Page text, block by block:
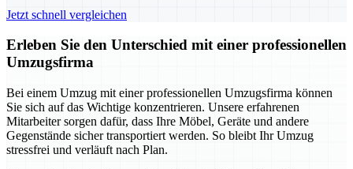
Jetzt schnell vergleichen
Erleben Sie den Unterschied mit einer professionellen
Umzugsfirma
Bei einem Umzug mit einer professionellen Umzugsfirma können
Sie sich auf das Wichtige konzentrieren. Unsere erfahrenen
Mitarbeiter sorgen dafür, dass Ihre Möbel, Geräte und andere
Gegenstände sicher transportiert werden. So bleibt Ihr Umzug
stressfrei und verläuft nach Plan.